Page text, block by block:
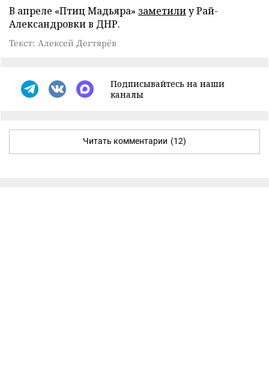
В апреле «Птиц Мадьяра» заметилиу Рай-
Александровки в ДНР.
Текст: Алексей Дегтярёв
Подписывайтесь на наши
каналы
Читать комментарии (12)